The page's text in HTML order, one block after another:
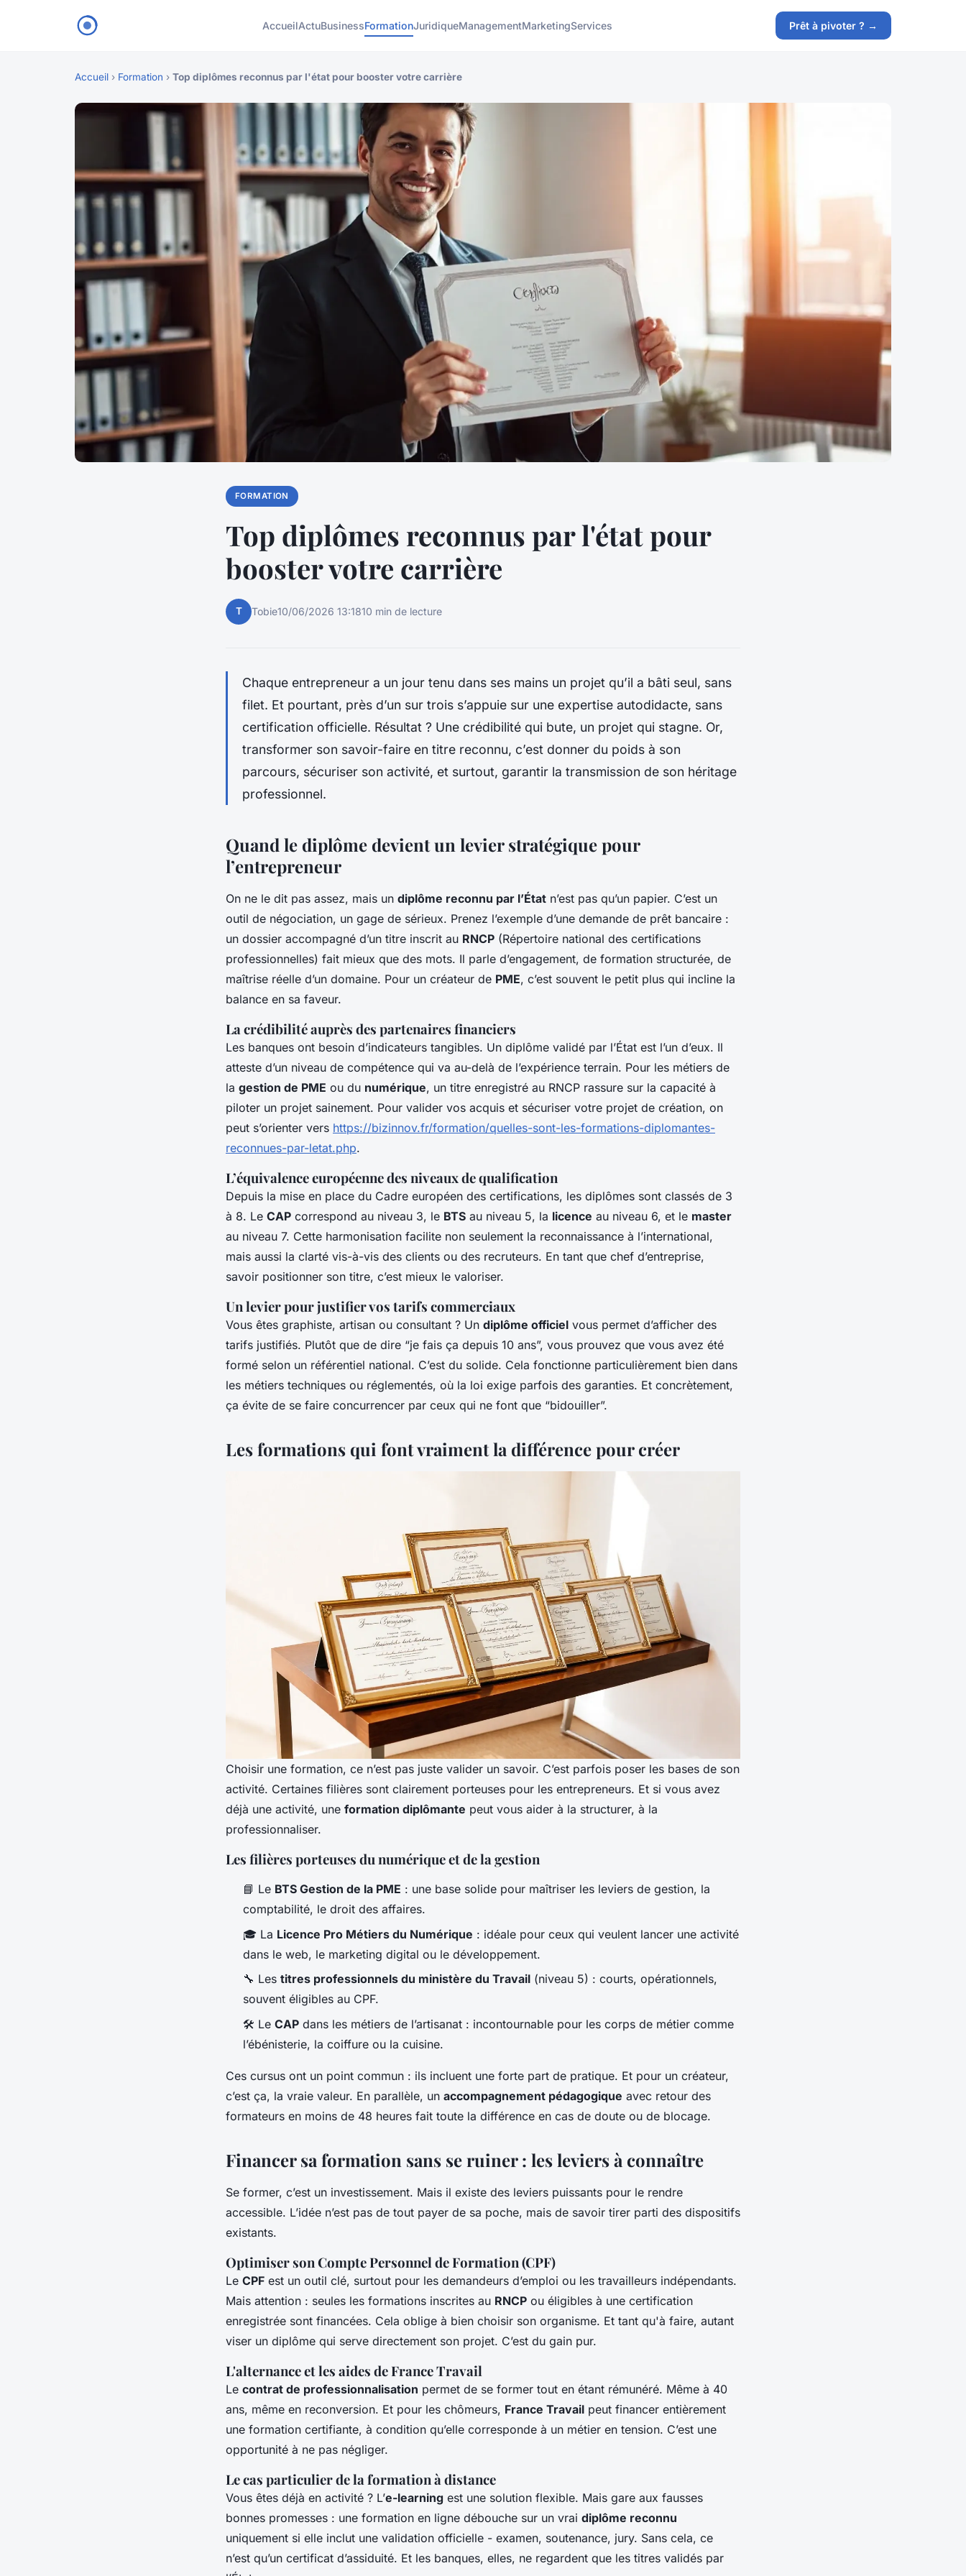
AccueilActuBusinessFormationJuridiqueManagementMarketingServices Prêt à pivoter ? →
Accueil › Formation › Top diplômes reconnus par l'état pour booster votre carrière
FORMATION
Top diplômes reconnus par l'état pour
booster votre carrière
T Tobie10/06/2026 13:1810 min de lecture
Chaque entrepreneur a un jour tenu dans ses mains un projet qu’il a bâti seul, sans
filet. Et pourtant, près d’un sur trois s’appuie sur une expertise autodidacte, sans
certification officielle. Résultat ? Une crédibilité qui bute, un projet qui stagne. Or,
transformer son savoir-faire en titre reconnu, c’est donner du poids à son
parcours, sécuriser son activité, et surtout, garantir la transmission de son héritage
professionnel.
Quand le diplôme devient un levier stratégique pour
l’entrepreneur
On ne le dit pas assez, mais un diplôme reconnu par l’État n’est pas qu’un papier. C’est un
outil de négociation, un gage de sérieux. Prenez l’exemple d’une demande de prêt bancaire :
un dossier accompagné d’un titre inscrit au RNCP (Répertoire national des certifications
professionnelles) fait mieux que des mots. Il parle d’engagement, de formation structurée, de
maîtrise réelle d’un domaine. Pour un créateur de PME, c’est souvent le petit plus qui incline la
balance en sa faveur.
La crédibilité auprès des partenaires financiers
Les banques ont besoin d’indicateurs tangibles. Un diplôme validé par l’État est l’un d’eux. Il
atteste d’un niveau de compétence qui va au-delà de l’expérience terrain. Pour les métiers de
la gestion de PME ou du numérique, un titre enregistré au RNCP rassure sur la capacité à
piloter un projet sainement. Pour valider vos acquis et sécuriser votre projet de création, on
peut s’orienter vers https://bizinnov.fr/formation/quelles-sont-les-formations-diplomantes-
reconnues-par-letat.php.
L’équivalence européenne des niveaux de qualification
Depuis la mise en place du Cadre européen des certifications, les diplômes sont classés de 3
à 8. Le CAP correspond au niveau 3, le BTS au niveau 5, la licence au niveau 6, et le master
au niveau 7. Cette harmonisation facilite non seulement la reconnaissance à l’international,
mais aussi la clarté vis-à-vis des clients ou des recruteurs. En tant que chef d’entreprise,
savoir positionner son titre, c’est mieux le valoriser.
Un levier pour justifier vos tarifs commerciaux
Vous êtes graphiste, artisan ou consultant ? Un diplôme officiel vous permet d’afficher des
tarifs justifiés. Plutôt que de dire “je fais ça depuis 10 ans”, vous prouvez que vous avez été
formé selon un référentiel national. C’est du solide. Cela fonctionne particulièrement bien dans
les métiers techniques ou réglementés, où la loi exige parfois des garanties. Et concrètement,
ça évite de se faire concurrencer par ceux qui ne font que “bidouiller”.
Les formations qui font vraiment la différence pour créer
Choisir une formation, ce n’est pas juste valider un savoir. C’est parfois poser les bases de son
activité. Certaines filières sont clairement porteuses pour les entrepreneurs. Et si vous avez
déjà une activité, une formation diplômante peut vous aider à la structurer, à la
professionnaliser.
Les filières porteuses du numérique et de la gestion
📘 Le BTS Gestion de la PME : une base solide pour maîtriser les leviers de gestion, la
comptabilité, le droit des affaires.
🎓 La Licence Pro Métiers du Numérique : idéale pour ceux qui veulent lancer une activité
dans le web, le marketing digital ou le développement.
🔧 Les titres professionnels du ministère du Travail (niveau 5) : courts, opérationnels,
souvent éligibles au CPF.
🛠️ Le CAP dans les métiers de l’artisanat : incontournable pour les corps de métier comme
l’ébénisterie, la coiffure ou la cuisine.
Ces cursus ont un point commun : ils incluent une forte part de pratique. Et pour un créateur,
c’est ça, la vraie valeur. En parallèle, un accompagnement pédagogique avec retour des
formateurs en moins de 48 heures fait toute la différence en cas de doute ou de blocage.
Financer sa formation sans se ruiner : les leviers à connaître
Se former, c’est un investissement. Mais il existe des leviers puissants pour le rendre
accessible. L’idée n’est pas de tout payer de sa poche, mais de savoir tirer parti des dispositifs
existants.
Optimiser son Compte Personnel de Formation (CPF)
Le CPF est un outil clé, surtout pour les demandeurs d’emploi ou les travailleurs indépendants.
Mais attention : seules les formations inscrites au RNCP ou éligibles à une certification
enregistrée sont financées. Cela oblige à bien choisir son organisme. Et tant qu'à faire, autant
viser un diplôme qui serve directement son projet. C’est du gain pur.
L'alternance et les aides de France Travail
Le contrat de professionnalisation permet de se former tout en étant rémunéré. Même à 40
ans, même en reconversion. Et pour les chômeurs, France Travail peut financer entièrement
une formation certifiante, à condition qu’elle corresponde à un métier en tension. C’est une
opportunité à ne pas négliger.
Le cas particulier de la formation à distance
Vous êtes déjà en activité ? L’e-learning est une solution flexible. Mais gare aux fausses
bonnes promesses : une formation en ligne débouche sur un vrai diplôme reconnu
uniquement si elle inclut une validation officielle - examen, soutenance, jury. Sans cela, ce
n’est qu’un certificat d’assiduité. Et les banques, elles, ne regardent que les titres validés par